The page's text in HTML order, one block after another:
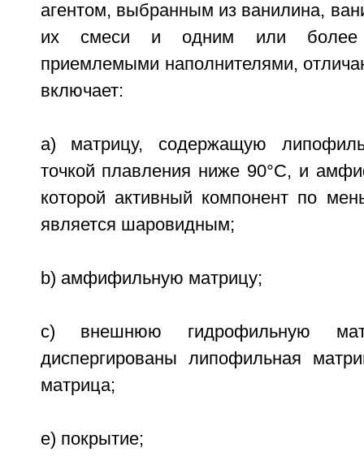
агентом, выбранным из ванилина,
их смеси и одним или более
приемлемыми наполнителями,
включает:
a) матрицу, содержащую
точкой плавления ниже 90°C, и
которой активный компонент по
является шаровидным;
b) амфифильную матрицу;
c) внешнюю гидрофильную
диспергированы липофильная
матрица;
e) покрытие;